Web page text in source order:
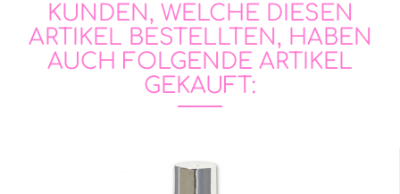
KUNDEN, WELCHE DIESEN
ARTIKEL BESTELLTEN, HABEN
AUCH FOLGENDE ARTIKEL
GEKAUFT: